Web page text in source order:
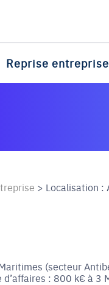
Reprise entreprise
> Localisation :
(secteur
: 800 k€ à 3